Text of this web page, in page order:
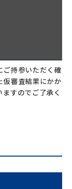
ご持参いただく確
仮審査結果にかか
すのでご了承く